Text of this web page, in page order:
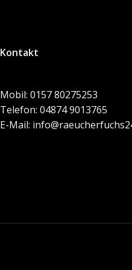
Kontakt
Mobil: 0157 80275253
Telefon: 04874 9013765
E-Mail: